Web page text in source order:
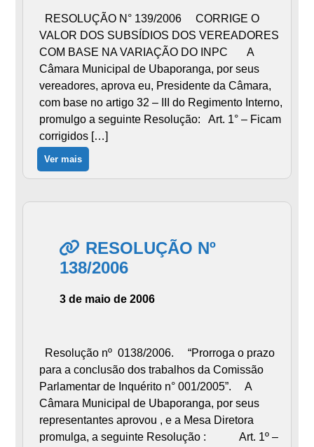
RESOLUÇÃO N° 139/2006 CORRIGE O
VALOR DOS SUBSÍDIOS DOS VEREADORES
COM BASE NA VARIAÇÃO DO INPC A
Câmara Municipal de Ubaporanga, por seus
vereadores, aprova eu, Presidente da Câmara,
com base no artigo 32 – III do Regimento Interno,
promulgo a seguinte Resolução: Art. 1° – Ficam
corrigidos […]
Ver mais
RESOLUÇÃO Nº
138/2006
3 de maio de 2006
Resolução nº 0138/2006. “Prorroga o prazo
para a conclusão dos trabalhos da Comissão
Parlamentar de Inquérito n° 001/2005”. A
Câmara Municipal de Ubaporanga, por seus
representantes aprovou , e a Mesa Diretora
promulga, a seguinte Resolução : Art. 1º –